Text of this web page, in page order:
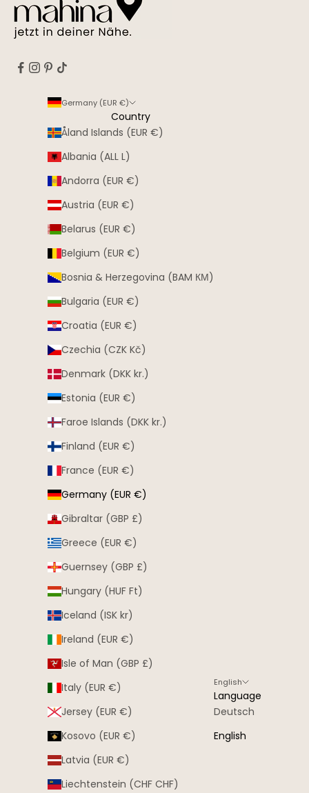
Germany (EUR €)
Country
Åland Islands (EUR €)
Albania (ALL L)
Andorra (EUR €)
Austria (EUR €)
Belarus (EUR €)
Belgium (EUR €)
Bosnia & Herzegovina (BAM КМ)
Bulgaria (EUR €)
Croatia (EUR €)
Czechia (CZK Kč)
Denmark (DKK kr.)
Estonia (EUR €)
Faroe Islands (DKK kr.)
Finland (EUR €)
France (EUR €)
Germany (EUR €)
Gibraltar (GBP £)
Greece (EUR €)
Guernsey (GBP £)
Hungary (HUF Ft)
Iceland (ISK kr)
Ireland (EUR €)
Isle of Man (GBP £)
Italy (EUR €)
Jersey (EUR €)
Kosovo (EUR €)
Latvia (EUR €)
Liechtenstein (CHF CHF)
English
Language
Deutsch
English